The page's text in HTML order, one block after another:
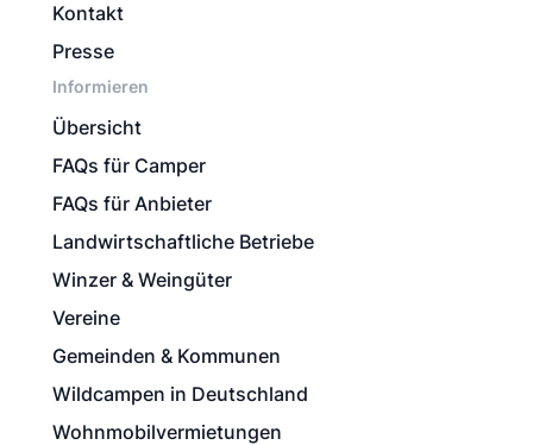
Kontakt
Presse
Informieren
Übersicht
FAQs für Camper
FAQs für Anbieter
Landwirtschaftliche Betriebe
Winzer & Weingüter
Vereine
Gemeinden & Kommunen
Wildcampen in Deutschland
Wohnmobilvermietungen